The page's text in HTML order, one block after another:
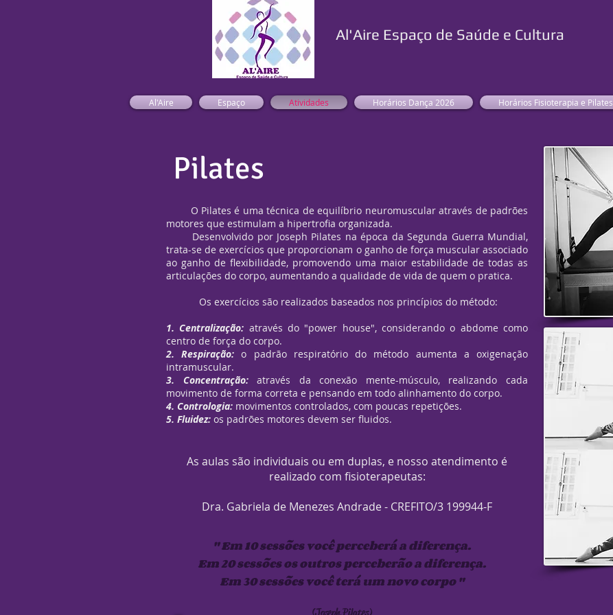
Al'Aire Espaço de Saúde e Cultura
Al'Aire Espaço Atividades Horários Dança 2026 Horários Fisioterapia e Pilates
O Pilates é uma técnica de equilíbrio neuromuscular através de padrões
motores que estimulam a hipertrofia organizada.
Desenvolvido por Joseph Pilates na época da Segunda Guerra Mundial,
trata-se de exercícios que proporcionam o ganho de força muscular associado
ao ganho de flexibilidade, promovendo uma maior estabilidade de todas as
articulações do corpo, aumentando a qualidade de vida de quem o pratica.
Os exercícios são realizados baseados nos princípios do método:
1. Centralização: através do "power house", considerando o abdome como
centro de força do corpo.
2. Respiração: o padrão respiratório do método aumenta a oxigenação
intramuscular.
3. Concentração:
através da conexão mente-músculo, realizando cada
movimento de forma correta e pensando em todo alinhamento do corpo.
4. Contrologia: movimentos controlados, com poucas repetições.
5. Fluidez: os padrões motores devem ser fluidos.
As aulas são individuais ou em duplas, e nosso atendimento é
realizado com fisioterapeutas:
Dra. Gabriela de Menezes Andrade - CREFITO/3 199944-F
Pilates
" Em 10 sessões você perceberá a diferença.
Em 20 sessões os outros perceberão a diferença.
Em 30 sessões você terá um novo corpo "
(Joseph Pilates)